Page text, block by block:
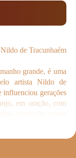
de Tracunhaém
grande,éuma
artista Nildo de
influenciou gerações
em oração, com
expressão serena
é queimada em